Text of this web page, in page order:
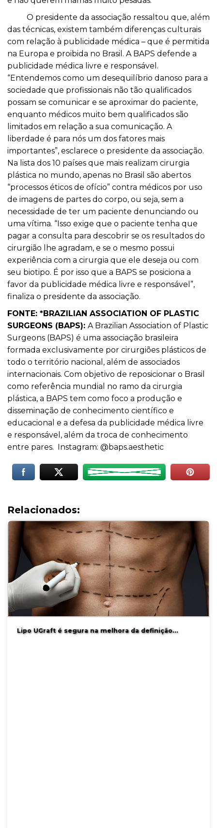
O presidente da associação ressaltou que, além
das técnicas, existem também diferenças culturais
com relação à publicidade médica – que é permitida
na Europa e proibida no Brasil. A BAPS defende a
publicidade médica livre e responsável.
“Entendemos como um desequilíbrio danoso para a
sociedade que profissionais não tão qualificados
possam se comunicar e se aproximar do paciente,
enquanto médicos muito bem qualificados são
limitados em relação a sua comunicação. A
liberdade é para nós um dos fatores mais
importantes”, esclarece o presidente da associação.
Na lista dos 10 países que mais realizam cirurgia
plástica no mundo, apenas no Brasil são abertos
“processos éticos de ofício” contra médicos por uso
de imagens de partes do corpo, ou seja, sem a
necessidade de ter um paciente denunciando ou
uma vítima. “Isso exige que o paciente tenha que
pagar a consulta para descobrir se os resultados do
cirurgião lhe agradam, e se o mesmo possui
experiência com a cirurgia que ele deseja ou com
seu biotipo. É por isso que a BAPS se posiciona a
favor da publicidade médica livre e responsável”,
finaliza o presidente da associação.
FONTE: *BRAZILIAN ASSOCIATION OF PLASTIC
SURGEONS (BAPS): A Brazilian Association of Plastic
Surgeons (BAPS) é uma associação brasileira
formada exclusivamente por cirurgiões plásticos de
todo o território nacional, além de associados
internacionais. Com objetivo de reposicionar o Brasil
como referência mundial no ramo da cirurgia
plástica, a BAPS tem como foco a produção e
disseminação de conhecimento científico e
educacional e a defesa da publicidade médica livre
e responsável, além da troca de conhecimento
entre pares. Instagram: @baps.aesthetic
Relacionados:
Lipo UGraft é segura na melhora da definição…